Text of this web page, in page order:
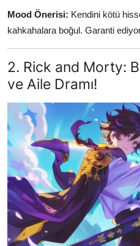
Mood Önerisi: Kendini kötü
kahkahalara boğul. Garanti
2. Rick and Morty:
ve Aile Dramı!